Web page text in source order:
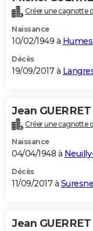
Créer une cagnotte
Naissance
10/02/1949 à
Décès
19/09/2017 à
Jean GUERRET
Créer une cagnotte
Naissance
04/04/1948 à
Décès
11/09/2017 à
Jean GUERRET